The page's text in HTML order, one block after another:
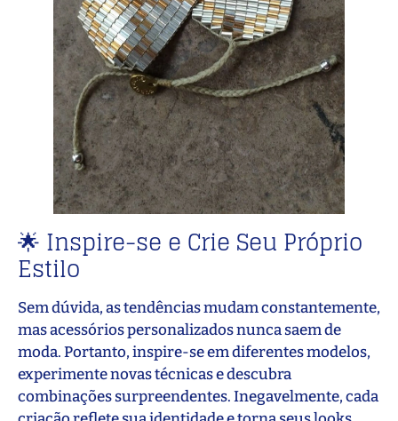
🌟 Inspire-se e Crie Seu Próprio
Estilo
Sem dúvida, as tendências mudam constantemente,
mas acessórios personalizados nunca saem de
moda. Portanto, inspire-se em diferentes modelos,
experimente novas técnicas e descubra
combinações surpreendentes. Inegavelmente, cada